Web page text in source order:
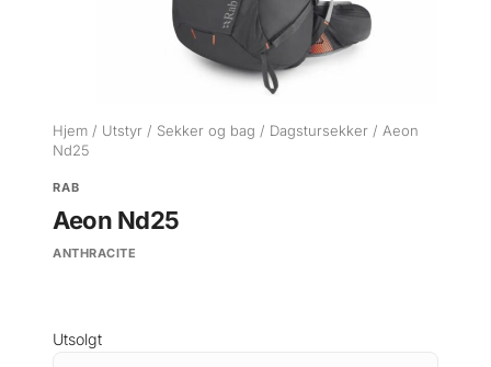
Hjem / Utstyr / Sekker og bag / Dagstursekker / Aeon
Nd25
RAB
Aeon Nd25
ANTHRACITE
Utsolgt